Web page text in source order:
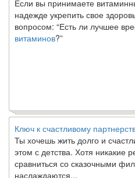
надежде укрепить свое
вопросом: “Есть ли лучшее
витаминов?”
Ключ к счастливому
Ты хочешь жить долго и
этом с детства. Хотя никакие
сравниться со сказочными
наслаждаются...